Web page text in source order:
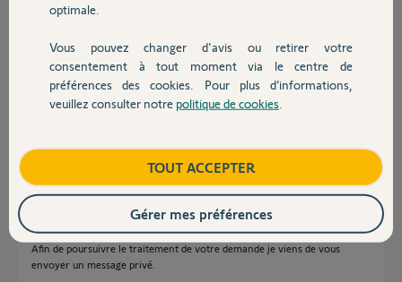
Devis avec un pro
Contact
Dans l'attente d'une solution.
Michaël G.
il y a plus de 7 ans
Participer au fil de discussion
Réponses
Afin de poursuivre le traitement de votre demande je viens de vous
envoyer un message privé.
optimale.
Vous pouvez changer d'avis ou retirer votre
consentement à tout moment via le centre de
préférences des cookies. Pour plus d’informations,
veuillez consulter notre politique de cookies
TOUT ACCEPTER
Gérer mes préférences